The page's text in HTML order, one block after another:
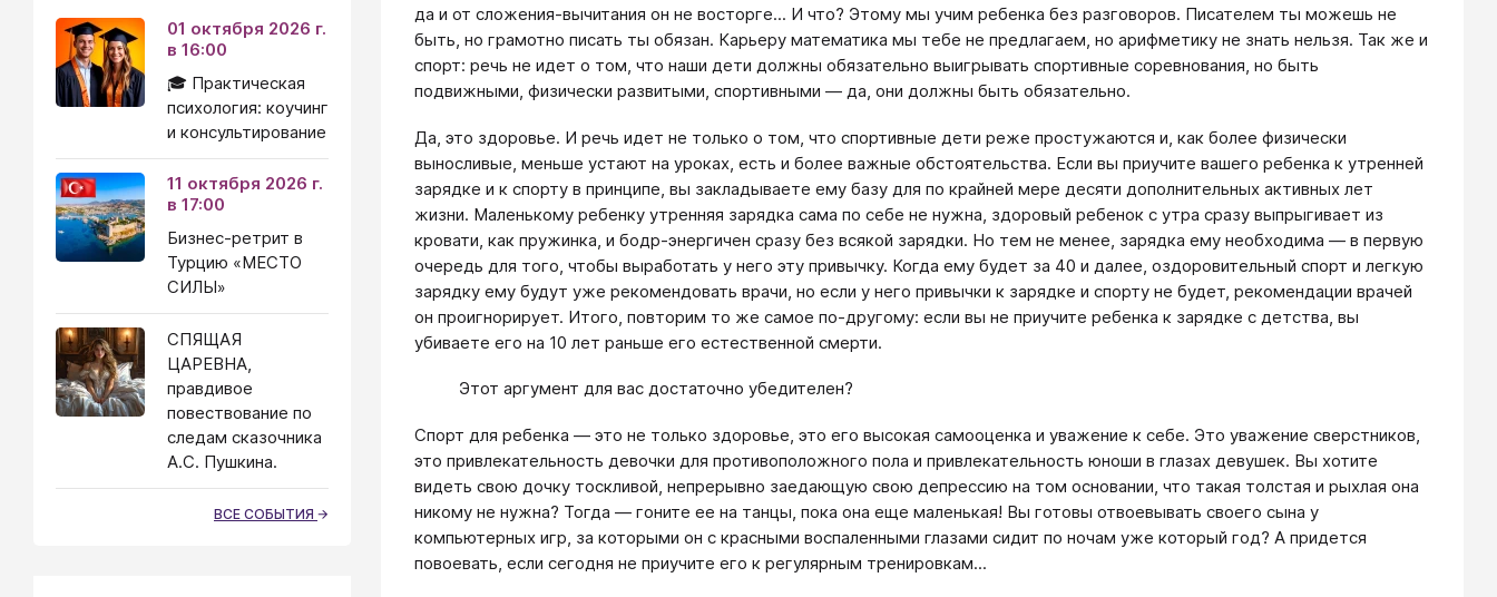
да и от сложения-вычитания он не восторге... И что? Этому мы учим ребенка без разговоров. Писателем ты можешь не
быть, но грамотно писать ты обязан. Карьеру математика мы тебе не предлагаем, но арифметику не знать нельзя. Так же и
спорт: речь не идет о том, что наши дети должны обязательно выигрывать спортивные соревнования, но быть
подвижными, физически развитыми, спортивными — да, они должны быть обязательно.
Да, это здоровье. И речь идет не только о том, что спортивные дети реже простужаются и, как более физически
выносливые, меньше устают на уроках, есть и более важные обстоятельства. Если вы приучите вашего ребенка к утренней
зарядке и к спорту в принципе, вы закладываете ему базу для по крайней мере десяти дополнительных активных лет
жизни. Маленькому ребенку утренняя зарядка сама по себе не нужна, здоровый ребенок с утра сразу выпрыгивает из
кровати, как пружинка, и бодр-энергичен сразу без всякой зарядки. Но тем не менее, зарядка ему необходима — в первую
очередь для того, чтобы выработать у него эту привычку. Когда ему будет за 40 и далее, оздоровительный спорт и легкую
зарядку ему будут уже рекомендовать врачи, но если у него привычки к зарядке и спорту не будет, рекомендации врачей
он проигнорирует. Итого, повторим то же самое по-другому: если вы не приучите ребенка к зарядке с детства, вы
убиваете его на 10 лет раньше его естественной смерти.
Этот аргумент для вас достаточно убедителен?
Спорт для ребенка — это не только здоровье, это его высокая самооценка и уважение к себе. Это уважение сверстников,
это привлекательность девочки для противоположного пола и привлекательность юноши в глазах девушек. Вы хотите
видеть свою дочку тоскливой, непрерывно заедающую свою депрессию на том основании, что такая толстая и рыхлая она
никому не нужна? Тогда — гоните ее на танцы, пока она еще маленькая! Вы готовы отвоевывать своего сына у
компьютерных игр, за которыми он с красными воспаленными глазами сидит по ночам уже который год? А придется
повоевать, если сегодня не приучите его к регулярным тренировкам...
01 октября 2026 г.
в 16:00
🎓 Практическая
психология: коучинг
и консультирование
11 октября 2026 г.
в 17:00
Бизнес-ретрит в
Турцию «МЕСТО
СИЛЫ»
СПЯЩАЯ
ЦАРЕВНА,
правдивое
повествование по
следам сказочника
А.С. Пушкина.
ВСЕ СОБЫТИЯ